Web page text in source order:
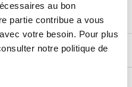
au bon
partie contribue a vous
votre besoin. Pour plus
notre politique de